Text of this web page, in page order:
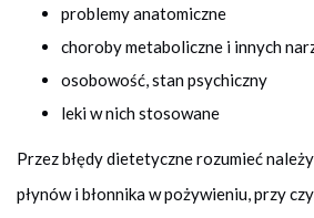
problemy anatomiczne
choroby metaboliczne i innych
osobowość, stan psychiczny
leki w nich stosowane
Przez błędy dietetyczne rozumieć
płynów i błonnika w pożywieniu, przy